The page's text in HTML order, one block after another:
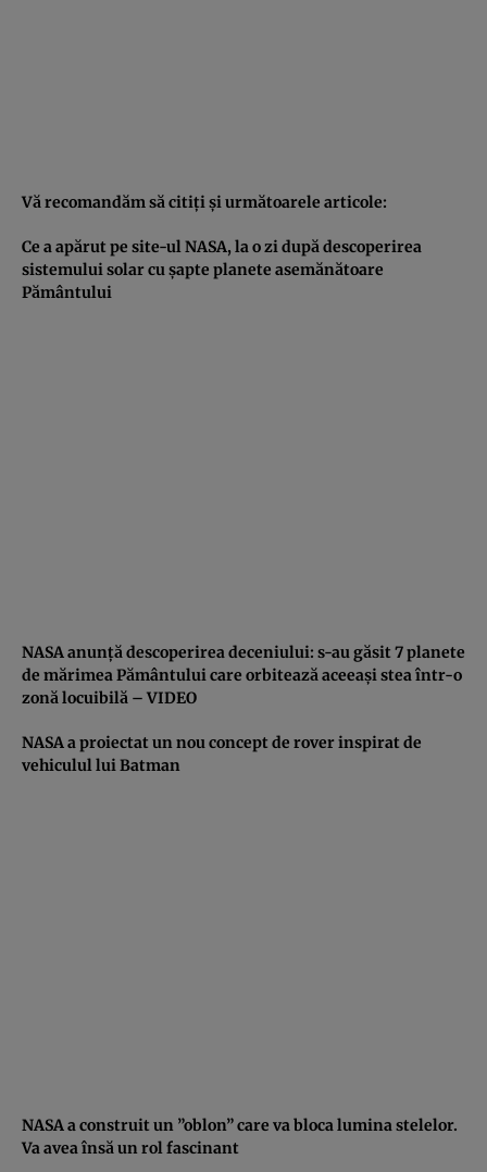
Vă recomandăm să citiţi şi următoarele articole:
Ce a apărut pe site-ul NASA, la o zi după descoperirea
sistemului solar cu şapte planete asemănătoare
Pământului
NASA anunţă descoperirea deceniului: s-au găsit 7 planete
de mărimea Pământului care orbitează aceeaşi stea într-o
zonă locuibilă – VIDEO
NASA a proiectat un nou concept de rover inspirat de
vehiculul lui Batman
NASA a construit un ”oblon” care va bloca lumina stelelor.
Va avea însă un rol fascinant